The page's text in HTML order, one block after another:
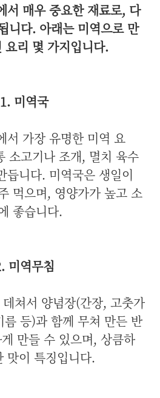
서 매우 중요한 재료로, 다
니다. 아래는 미역으로 만
요리 몇 가지입니다.
1. 미역국
서 가장 유명한 미역 요
소고기나 조개, 멸치 육수
듭니다. 미역국은 생일이
먹으며, 영양가가 높고 소
좋습니다.
미역무침
쳐서 양념장(간장, 고춧가
등)과 함께 무쳐 만든 반
만들 수 있으며, 상큼하
맛이 특징입니다.